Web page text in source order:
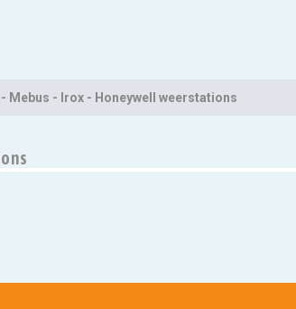
- Mebus - Irox - Honeywell weerstations